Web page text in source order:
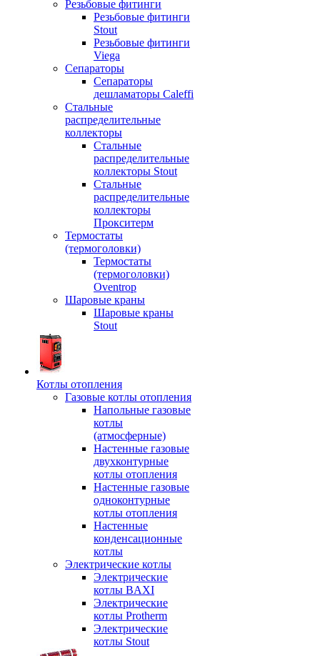
Резьбовые фитинги
Резьбовые фитинги
Stout
Резьбовые фитинги
Viega
Сепараторы
Сепараторы
дешламаторы Caleffi
Стальные
распределительные
коллекторы
Стальные
распределительные
коллекторы Stout
Стальные
распределительные
коллекторы
Прокситерм
Термостаты
(термоголовки)
Термостаты
(термоголовки)
Oventrop
Шаровые краны
Шаровые краны
Stout
Котлы отопления
Газовые котлы отопления
Напольные газовые
котлы
(атмосферные)
Настенные газовые
двухконтурные
котлы отопления
Настенные газовые
одноконтурные
котлы отопления
Настенные
конденсационные
котлы
Электрические котлы
Электрические
котлы BAXI
Электрические
котлы Protherm
Электрические
котлы Stout